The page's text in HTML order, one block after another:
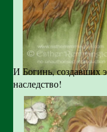
И Богинь, создавших
наследство!